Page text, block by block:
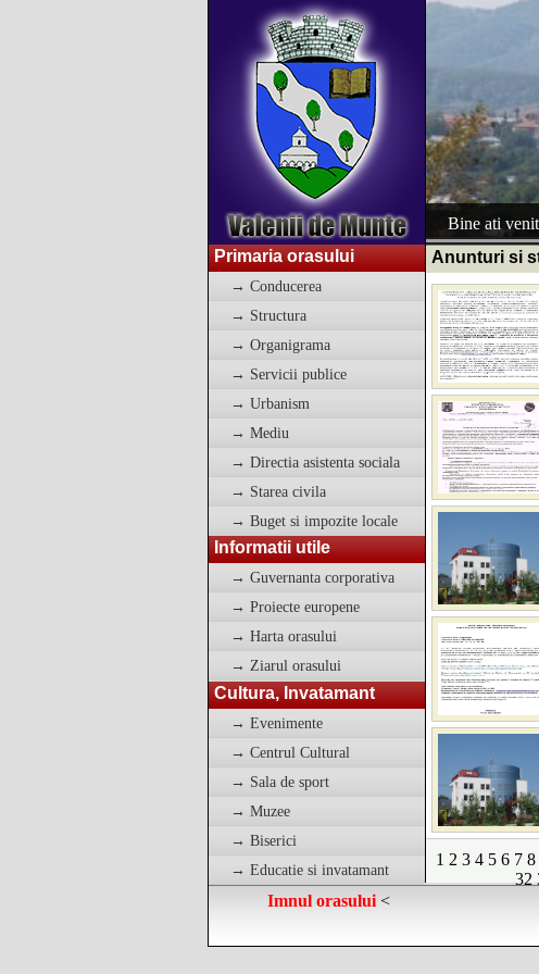
Bine ati
Primaria orasului
→ Conducerea
→ Structura
→ Organigrama
→ Servicii publice
→ Urbanism
→ Mediu
→ Directia asistenta sociala
→ Starea civila
→ Buget si impozite locale
Informatii utile
→ Guvernanta corporativa
→ Proiecte europene
→ Harta orasului
→ Ziarul orasului
Cultura, Invatamant
→ Evenimente
→ Centrul Cultural
→ Sala de sport
→ Muzee
→ Biserici
→ Educatie si invatamant
Anunturi si
1 2 3 4 5 6 7 8
32
Imnul orasului <